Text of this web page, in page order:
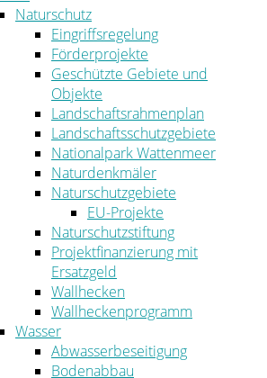
Naturschutz
Eingriffsregelung
Förderprojekte
Geschützte Gebiete und
Objekte
Landschaftsrahmenplan
Landschaftsschutzgebiete
Nationalpark Wattenmeer
Naturdenkmäler
Naturschutzgebiete
EU-Projekte
Naturschutzstiftung
Projektfinanzierung mit
Ersatzgeld
Wallhecken
Wallheckenprogramm
Wasser
Abwasserbeseitigung
Bodenabbau